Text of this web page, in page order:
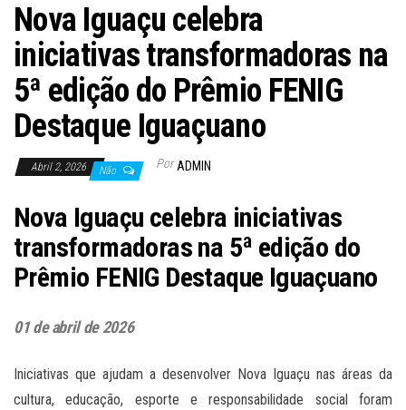
Nova Iguaçu celebra
iniciativas transformadoras na
5ª edição do Prêmio FENIG
Destaque Iguaçuano
Abril 2, 2026 Não Por ADMIN
Nova Iguaçu celebra iniciativas
transformadoras na 5ª edição do
Prêmio FENIG Destaque Iguaçuano
01 de abril de 2026
Iniciativas que ajudam a desenvolver Nova Iguaçu nas áreas da
cultura, educação, esporte e responsabilidade social foram